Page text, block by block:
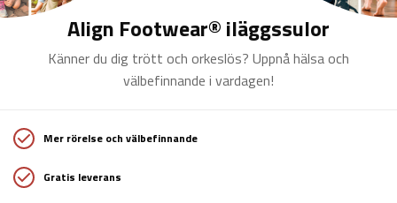
Align Footwear® iläggssulor
Känner du dig trött och orkeslös? Uppnå hälsa och
välbefinnande i vardagen!
Mer rörelse och välbefinnande
Gratis leverans